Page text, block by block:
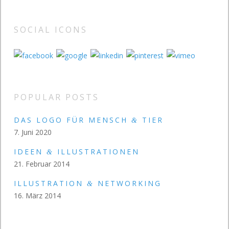
SOCIAL ICONS
POPULAR POSTS
DAS LOGO FÜR MENSCH &
TIER
7. Juni 2020
IDEEN
&
ILLUSTRATIONEN
21. Februar 2014
ILLUSTRATION
&
NETWORKING
16. März 2014